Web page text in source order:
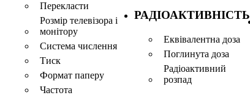
Перекласти
Розмір телевізора і
монітору
Система числення
Тиск
Формат паперу
Частота
РАДІОАКТИВНІСТЬ
Еквівалентна доза
Поглинута доза
Радіоактивний
розпад